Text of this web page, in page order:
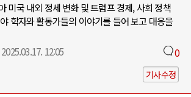
미국 내외 정세 변화 및 트럼프 경제, 사회 정책
학자와 활동가들의 이야기를 들어 보고 대응을
2025.03.17. 12:05 0
기사수정